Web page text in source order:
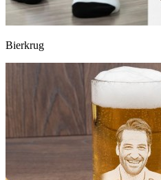
Bierkrug